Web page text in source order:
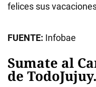
felices sus
FUENTE: Infobae
Sumate al
de